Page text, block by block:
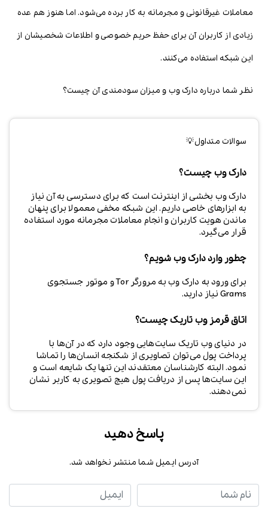
معاملات غیرقانونی و مجرمانه به کار برده می‌شود. اما هنوز هم عده
زیادی از کاربران آن برای حفظ حریم خصوصی و اطلاعات شخصیشان از
این شبکه استفاده می‌کنند.
نظر شما درباره دارک وب و میزان سودمندی آن چیست؟
سوالات متداول💡
دارک وب چیست؟
دارک وب بخشی از اینترنت است که برای دسترسی به آن نیاز
به ابزارهای خاصی داریم. این شبکه مخفی معمولا برای پنهان
ماندن هویت کاربران و انجام معاملات مجرمانه مورد استفاده
قرار می‌گیرد.
چطور وارد دارک وب شویم؟
برای ورود به دارک وب به مرورگر Tor و موتور جستجوی
Grams نیاز دارید.
اتاق قرمز وب تاریک چیست؟
در دنیای وب تاریک سایت‌هایی وجود دارد که در آن‌ها با
پرداخت پول می‌توان تصاویری از شکنجه انسان‌ها را تماشا
نمود. البته کارشناسان معتقدند این تنها یک شایعه است و
این سایت‌ها پس از دریافت پول هیچ تصویری به کاربر نشان
نمی‌دهند.
پاسخ دهید
آدرس ایمیل شما منتشر نخواهد شد.
نام شما ایمیل